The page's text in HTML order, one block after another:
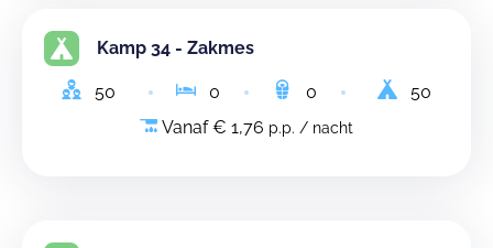
Kamp 34 - Zakmes
50 0 0
50
Vanaf € 1,76 p.p. / nacht